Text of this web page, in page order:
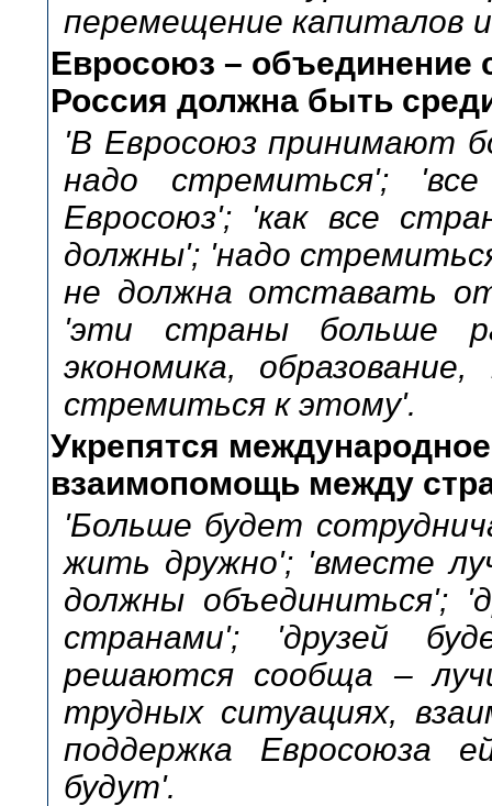
перемещение капиталов
Евросоюз – объединение
Россия должна быть
'В Евросоюз принимают
надо стремиться';
Евросоюз'; 'как все
должны'; 'надо
не должна отставать от
'эти страны больше
экономика,
стремиться к этому'.
Укрепятся
взаимопомощь между
'Больше будет
жить дружно'; 'вместе
должны объединиться';
странами'; 'друзей
решаются сообща –
трудных ситуациях,
поддержка Евросоюза
будут'.